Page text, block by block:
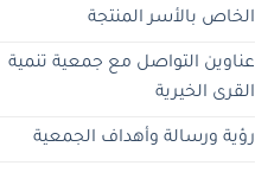
الخاص بالأسر المنتجة
عناوين التواصل مع جمعية تنمية
القرى الخيرية
رؤية ورسالة وأهداف الجمعية